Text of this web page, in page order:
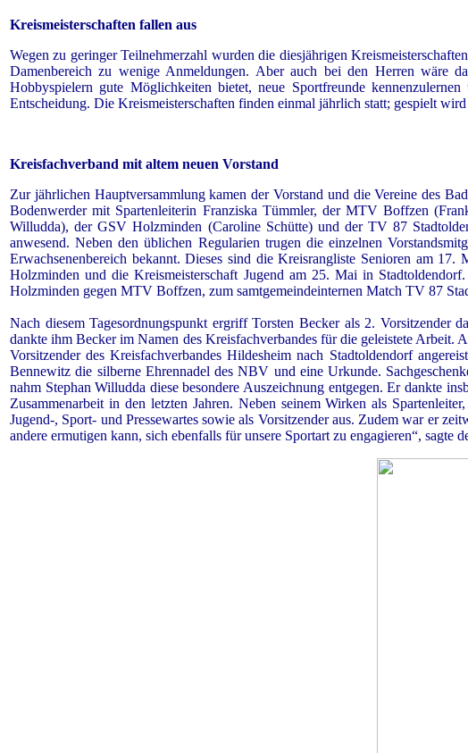
Kreismeisterschaften fallen aus
Wegen zu geringer Teilnehmerzahl wurden die diesjährigen
Damenbereich zu wenige Anmeldungen. Aber auch bei den Herren wäre
Hobbyspielern gute Möglichkeiten bietet, neue Sportfreunde
Entscheidung. Die Kreismeisterschaften finden einmal jährlich statt; gespielt
Kreisfachverband mit altem neuen Vorstand
Zur jährlichen Hauptversammlung kamen der Vorstand und die Vereine des
Bodenwerder mit Spartenleiterin Franziska Tümmler, der MTV Boffzen
Willudda), der GSV Holzminden (Caroline Schütte) und der TV 87
anwesend. Neben den üblichen Regularien trugen die einzelnen
Erwachsenenbereich bekannt. Dieses sind die Kreisrangliste Senioren am
Holzminden und die Kreismeisterschaft Jugend am 25. Mai in
Holzminden gegen MTV Boffzen, zum samtgemeindeinternen Match TV 87
Nach diesem Tagesordnungspunkt ergriff Torsten Becker als 2. Vorsitzender
dankte ihm Becker im Namen des Kreisfachverbandes für die geleistete Arbeit.
Vorsitzender des Kreisfachverbandes Hildesheim nach Stadtoldendorf
Bennewitz die silberne Ehrennadel des NBV und eine Urkunde.
nahm Stephan Willudda diese besondere Auszeichnung entgegen. Er dankte
Zusammenarbeit in den letzten Jahren. Neben seinem Wirken als
Jugend-, Sport- und Pressewartes sowie als Vorsitzender aus. Zudem war er
andere ermutigen kann, sich ebenfalls für unsere Sportart zu engagieren“, sagte